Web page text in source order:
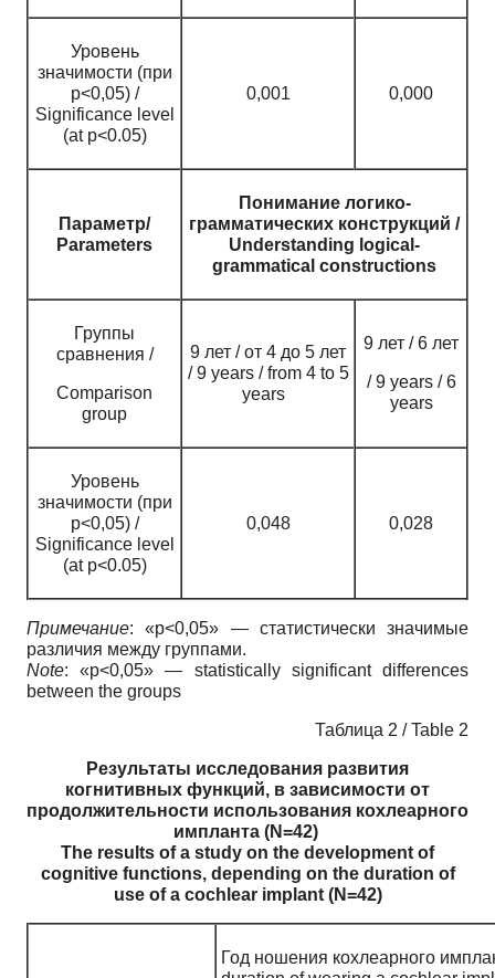
Уровень
значимости (при
p<0,05) /
Significance level
(at p<0.05)
0,001 0,000
Параметр/
Parameters
Понимание логико-
грамматических конструкций /
Understanding logical-
grammatical constructions
Группы
сравнения /
Comparison
group
9 лет / от 4 до 5 лет
/ 9 years / from 4 to 5
years
9 лет / 6 лет
/ 9 years / 6
years
Уровень
значимости (при
p<0,05) /
Significance level
(at p<0.05)
0,048 0,028
Примечание: «p<0,05» — статистически значимые
различия между группами.
Note: «p<0,05» — statistically significant differences
between the groups
Таблица 2 / Table 2
Результаты исследования развития
когнитивных функций, в зависимости от
продолжительности использования кохлеарного
импланта (N=42)
The results of a study on the development of
cognitive functions, depending on the duration of
use of a cochlear implant (N=42)
Год ношения кохлеарного